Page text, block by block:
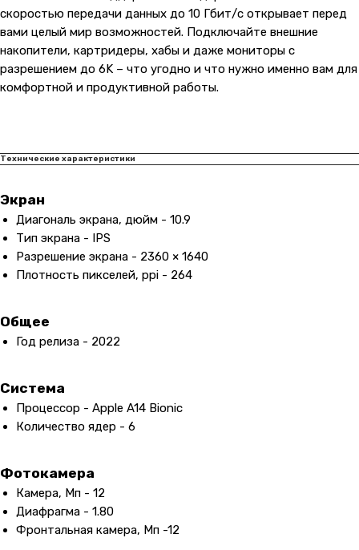
скоростью передачи данных до 10 Гбит/с открывает перед
вами целый мир возможностей. Подключайте внешние
накопители, картридеры, хабы и даже мониторы с
разрешением до 6K – что угодно и что нужно именно вам для
комфортной и продуктивной работы.
Технические характеристики
Экран
Диагональ экрана, дюйм - 10.9
Тип экрана - IPS
Разрешение экрана - 2360 × 1640
Плотность пикселей, ppi - 264
Общее
Год релиза - 2022
Система
Процессор - Apple A14 Bionic
Количество ядер - 6
Фотокамера
Камера, Мп - 12
Диафрагма - 1.80
Фронтальная камера, Мп -12